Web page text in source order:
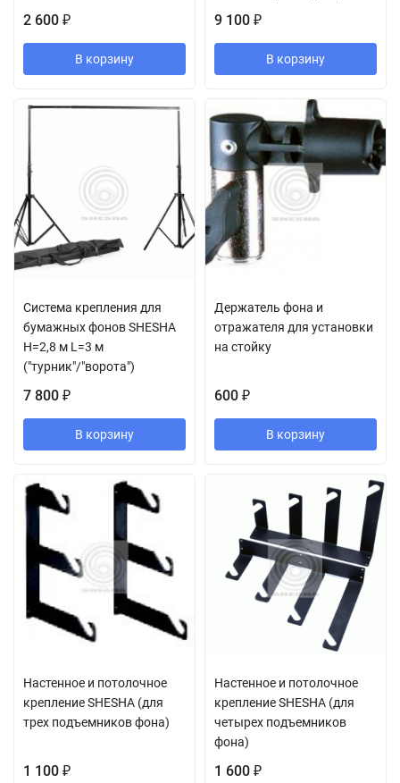
2 600 ₽
В корзину
9 100 ₽
В корзину
Система крепления для
бумажных фонов SHESHA
H=2,8 м L=3 м
("турник"/"ворота")
7 800 ₽
В корзину
Держатель фона и
отражателя для установки
на стойку
600 ₽
В корзину
Настенное и потолочное
крепление SHESHA (для
трех подъемников фона)
1 100 ₽
Настенное и потолочное
крепление SHESHA (для
четырех подъемников
фона)
1 600 ₽